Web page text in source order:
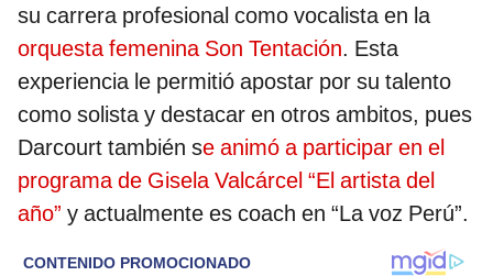
su carrera profesional como vocalista en la
orquesta femenina Son Tentación. Esta
experiencia le permitió apostar por su talento
como solista y destacar en otros ambitos, pues
Darcourt también se animó a participar en el
programa de Gisela Valcárcel “El artista del
año” y actualmente es coach en “La voz Perú”.